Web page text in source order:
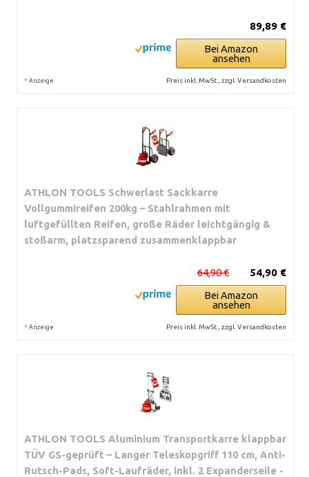
89,89 €
Bei Amazon
ansehen
* Anzeige Preis inkl. MwSt., zzgl. Versandkosten
ATHLON TOOLS Schwerlast Sackkarre
Vollgummireifen 200kg – Stahlrahmen mit
luftgefüllten Reifen, große Räder leichtgängig &
stoßarm, platzsparend zusammenklappbar
54,90 €
64,90 €
Bei Amazon
ansehen
* Anzeige Preis inkl. MwSt., zzgl. Versandkosten
ATHLON TOOLS Aluminium Transportkarre klappbar
TÜV GS-geprüft – Langer Teleskopgriff 110 cm, Anti-
Rutsch-Pads, Soft-Laufräder, inkl. 2 Expanderseile -